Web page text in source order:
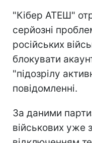
"Кібер АТЕШ"
серйозні
російських
блокувати
"підозрілу
повідомленні.
За даними
військових уже